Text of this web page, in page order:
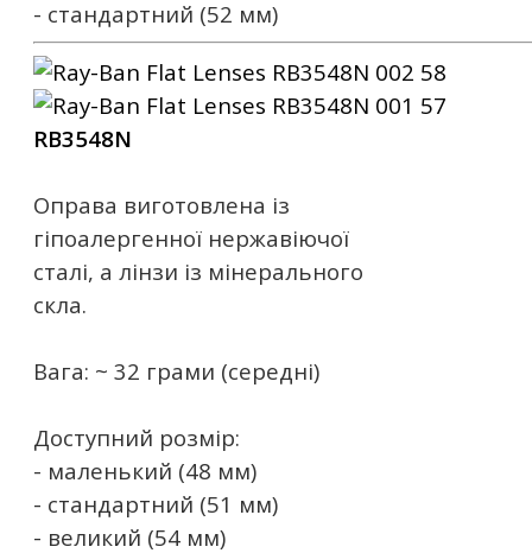
- стандартний (52 мм)
RB3548N
Оправа виготовлена ​​із
гіпоалергенної нержавіючої
сталі, а лінзи із мінерального
скла.
Вага: ~ 32 грами (середні)
Доступний розмір:
- маленький (48 мм)
- стандартний (51 мм)
- великий (54 мм)